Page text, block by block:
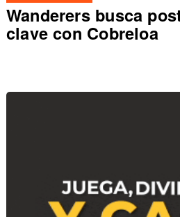
Wanderers busca
clave con Cobreloa